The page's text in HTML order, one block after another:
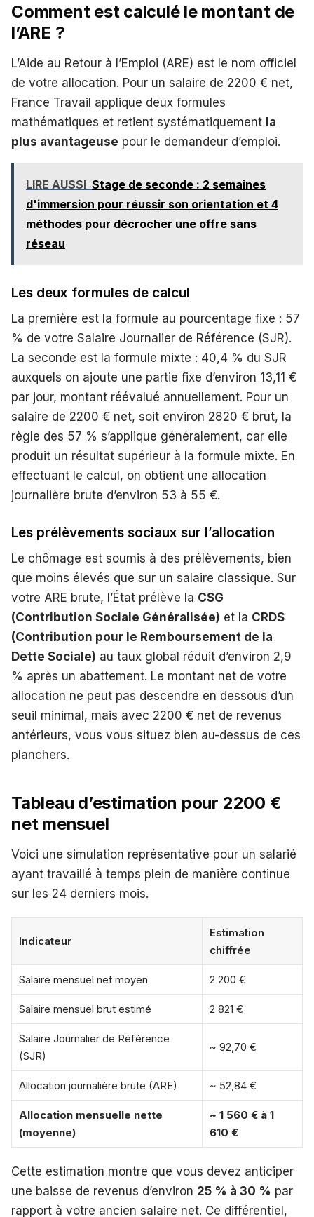
Comment est calculé le montant de
l’ARE ?
L’Aide au Retour à l’Emploi (ARE) est le nom officiel
de votre allocation. Pour un salaire de 2200 € net,
France Travail applique deux formules
mathématiques et retient systématiquement la
plus avantageuse pour le demandeur d’emploi.
LIRE AUSSI Stage de seconde : 2 semaines
d'immersion pour réussir son orientation et 4
méthodes pour décrocher une offre sans
réseau
Les deux formules de calcul
La première est la formule au pourcentage fixe : 57
% de votre Salaire Journalier de Référence (SJR).
La seconde est la formule mixte : 40,4 % du SJR
auxquels on ajoute une partie fixe d’environ 13,11 €
par jour, montant réévalué annuellement. Pour un
salaire de 2200 € net, soit environ 2820 € brut, la
règle des 57 % s’applique généralement, car elle
produit un résultat supérieur à la formule mixte. En
effectuant le calcul, on obtient une allocation
journalière brute d’environ 53 à 55 €.
Les prélèvements sociaux sur l’allocation
Le chômage est soumis à des prélèvements, bien
que moins élevés que sur un salaire classique. Sur
votre ARE brute, l’État prélève la CSG
(Contribution Sociale Généralisée) et la CRDS
(Contribution pour le Remboursement de la
Dette Sociale) au taux global réduit d’environ 2,9
% après un abattement. Le montant net de votre
allocation ne peut pas descendre en dessous d’un
seuil minimal, mais avec 2200 € net de revenus
antérieurs, vous vous situez bien au-dessus de ces
planchers.
Tableau d’estimation pour 2200 €
net mensuel
Voici une simulation représentative pour un salarié
ayant travaillé à temps plein de manière continue
sur les 24 derniers mois.
Indicateur
Estimation
chiffrée
Salaire mensuel net moyen 2 200 €
Salaire mensuel brut estimé 2 821 €
Salaire Journalier de Référence
(SJR)
~ 92,70 €
Allocation journalière brute (ARE) ~ 52,84 €
Allocation mensuelle nette
(moyenne)
~ 1 560 € à 1
610 €
Cette estimation montre que vous devez anticiper
une baisse de revenus d’environ 25 % à 30 % par
rapport à votre ancien salaire net. Ce différentiel,